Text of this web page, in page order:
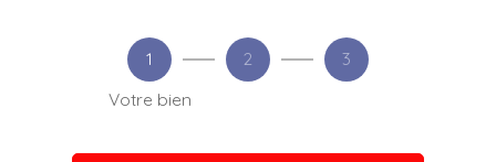
1
Votre bien
2 3